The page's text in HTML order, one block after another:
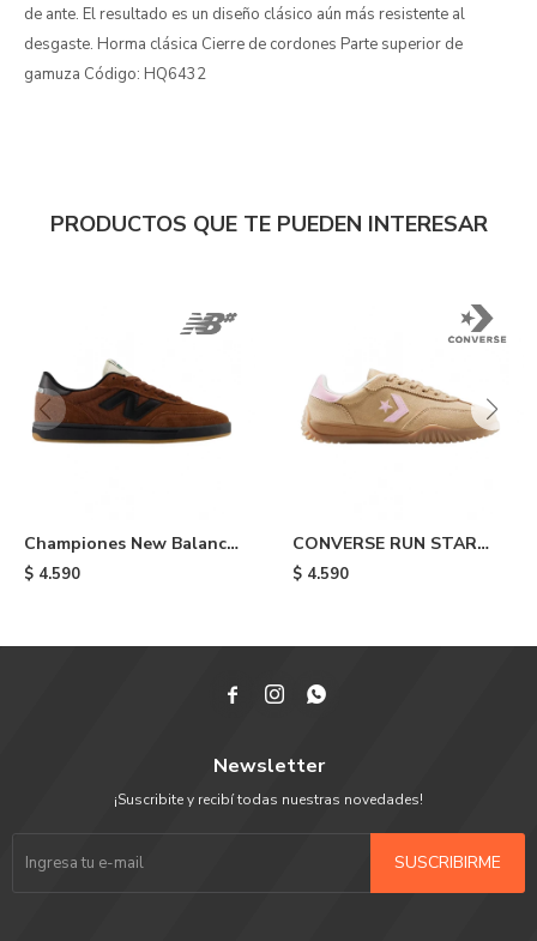
de ante. El resultado es un diseño clásico aún más resistente al
desgaste. Horma clásica Cierre de cordones Parte superior de
gamuza Código: HQ6432
PRODUCTOS QUE TE PUEDEN INTERESAR
Championes New Balance
440 - Tnt
$ 4.590
CONVERSE RUN STAR
TRAINER - Beige
$ 4.590
  
Newsletter
¡Suscribite y recibí todas nuestras novedades!
SUSCRIBIRME